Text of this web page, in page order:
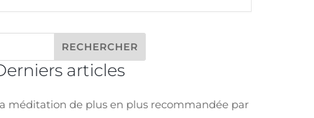
articles
méditation de plus en plus recommandée par